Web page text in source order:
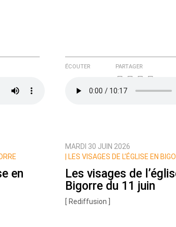
ÉCOUTER PARTAGER
en
MARDI 30 JUIN 2026
LES VISAGES DE L’ÉGLISE EN
Les visages de
Bigorre du 11 juin
[ Rediffusion ]